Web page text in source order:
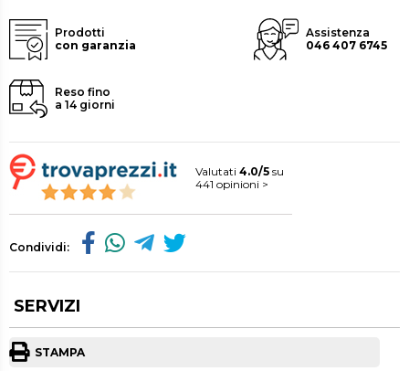
Prodotti
con garanzia
Assistenza
046 407 6745
Reso fino
a 14 giorni
Valutati 4.0/5 su
441 opinioni >
Condividi:
SERVIZI
STAMPA